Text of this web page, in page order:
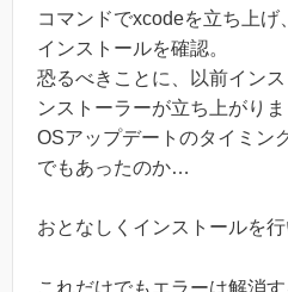
コマンドでxcodeを立ち上
インストールを確認。
恐るべきことに、以前イン
ンストーラーが立ち上がりま
OSアップデートのタイミン
でもあったのか…
おとなしくインストールを行
これだけでもエラーは解消